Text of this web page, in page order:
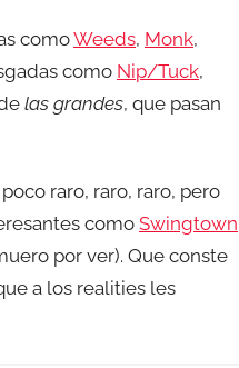
comoWeeds, Monk,
como Nip/Tuck,
las grandes, que pasan
raro, raro, raro, pero
como Swingtown
por ver). Que conste
a los realities les